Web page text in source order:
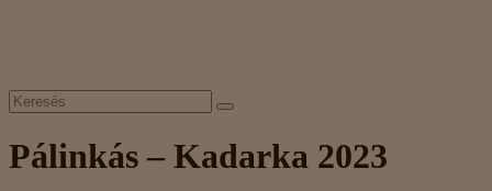
Pálinkás – Kadarka 2023